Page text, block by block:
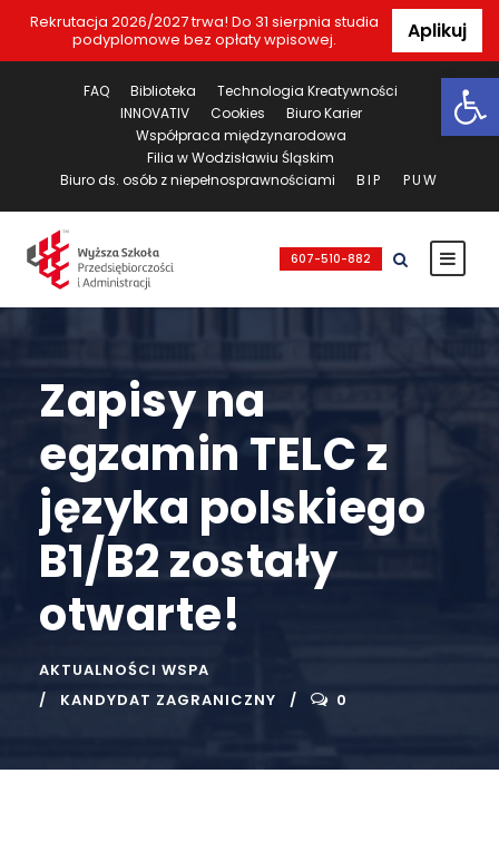
Rekrutacja 2026/2027 trwa! Do 31 sierpnia studia
podyplomowe bez opłaty wpisowej.
Aplikuj
FAQ Biblioteka
Technologia Kreatywności
INNOVATIV
Cookies
Biuro Karier
Współpraca międzynarodowa
Filia w Wodzisławiu Śląskim
Biuro ds. osób z niepełnosprawnościami
BIP PUW
607-510-882
Zapisy na
egzamin TELC z
języka polskiego
B1/B2 zostały
otwarte!
AKTUALNOŚCI WSPA
KANDYDAT ZAGRANICZNY
0